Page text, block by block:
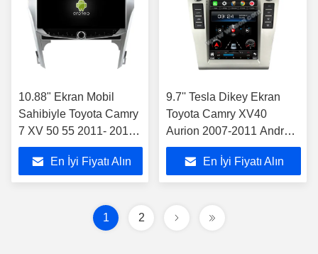
10.88" Ekran Mobil
Sahibiyle Toyota Camry
7 XV 50 55 2011- 2014
Araç Multimedia Stereo
En İyi Fiyatı Alın
9.7'' Tesla Dikey Ekran
Toyota Camry XV40
Aurion 2007-2011 Android
Araba Multimedia
Oyuncusu
((THB/THV1117)
En İyi Fiyatı Alın
1 2